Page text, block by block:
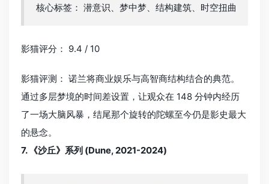
核心标签： 潜意识、梦中梦、结构建筑、时空扭曲
影猫评分： 9.4 / 10
影猫评测： 诺兰将商业娱乐与高智商结构结合的典范。
通过多层梦境的时间差设置，让观众在 148 分钟内经历
了一场大脑风暴，结尾那个旋转的陀螺至今仍是影史最大
的悬念。
7. 《沙丘》系列 (Dune, 2021-2024)